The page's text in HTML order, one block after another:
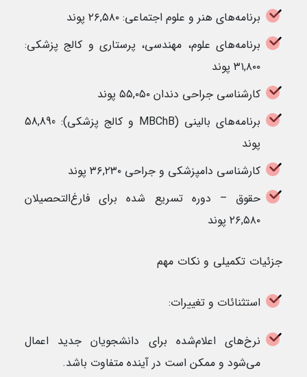
برنامه‌های هنر و علوم اجتماعی: ۲۶,۵۸۰ پوند
برنامه‌های علوم، مهندسی، پرستاری و کالج پزشکی:
۳۱,۸۰۰ پوند
کارشناسی جراحی دندان ۵۵,۰۵۰ پوند
برنامه‌های بالینی (MBChB و کالج پزشکی): 58,890
پوند
کارشناسی دامپزشکی و جراحی ۳۶,۲۳۰ پوند
حقوق – دوره تسریع شده برای فارغ‌التحصیلان
۲۶,۵۸۰ پوند
جزئیات تکمیلی و نکات مهم
استثنائات و تغییرات:
نرخ‌های اعلام‌شده برای دانشجویان جدید اعمال
می‌شود و ممکن است در آینده متفاوت باشد.